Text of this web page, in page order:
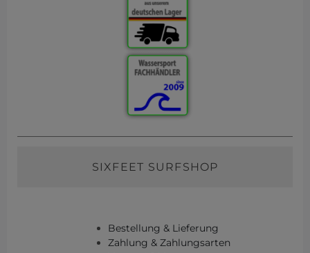
SIXFEET SURFSHOP
Bestellung & Lieferung
Zahlung & Zahlungsarten